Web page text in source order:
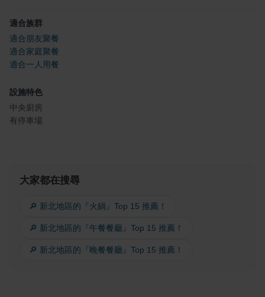
適合族群
適合朋友聚餐
適合家庭聚餐
適合一人用餐
設施特色
中央廚房
有停車場
大家都在搜尋
🔎 新北地區的『火鍋』Top 15 推薦！
🔎 新北地區的『午餐餐廳』Top 15 推薦！
🔎 新北地區的『晚餐餐廳』Top 15 推薦！